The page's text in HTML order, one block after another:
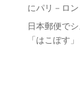
にパリ－ロ
日本郵便で
「はこぽす